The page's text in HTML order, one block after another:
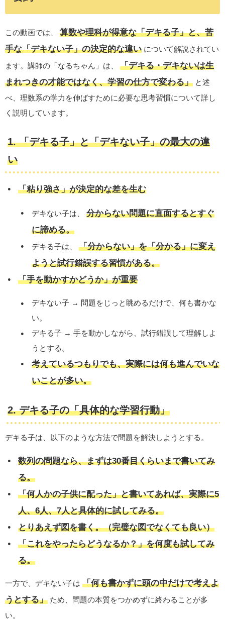
この動画では、 算数や理科が得意な「デキる子」と、苦
手な「デキない子」の決定的な違い について解説されてい
ます。講師の「なるちゃん」は、 「デキる・デキないは生
まれつきの才能ではなく、学習の仕方で変わる」 と述
べ、理数系の学力を伸ばすために必要な思考習慣について詳し
く説明しています。
1. 「デキる子」と「デキない子」の最大の違
い
「粘り強さ」が決定的な差を生む
デキない子は、 分からない問題に直面するとすぐ
に諦める。
デキる子は、 「分からない」を「分かる」に変え
ようと試行錯誤する習慣がある。
「手を動かすかどうか」が重要
デキない子 → 問題をじっと眺めるだけで、何も書かな
い。
デキる子 → 手を動かしながら、試行錯誤して理解しよ
うとする。
考えているつもりでも、実際には何も進んでいな
いことが多い。
2. デキる子の「具体的な学習行動」
デキる子は、以下のような方法で問題を解決しようとする。
数列の問題なら、まずは30番目くらいまで書いてみ
る。
「何人かの子供に配った」と書いてあれば、実際に5
人、6人、7人と具体的に試してみる。
とりあえず図を書く。（完璧な図でなくても良い）
「これをやったらどうなるか？」を何度も試してみ
る。
一方で、デキない子は 「何も書かずに頭の中だけで考えよ
うとする」 ため、問題の本質をつかめずに終わることが多
い。